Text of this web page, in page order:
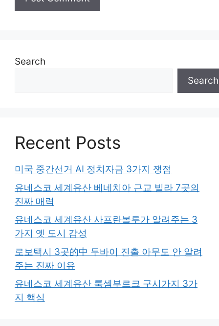
Search
Search
Recent Posts
미국 중간선거 AI 정치자금 3가지 쟁점
유네스코 세계유산 베네치아 근교 빌라 7곳의
진짜 매력
유네스코 세계유산 사프란볼루가 알려주는 3
가지 옛 도시 감성
로보택시 3곳的中 두바이 진출 아무도 안 알려
주는 진짜 이유
유네스코 세계유산 룩셈부르크 구시가지 3가
지 핵심